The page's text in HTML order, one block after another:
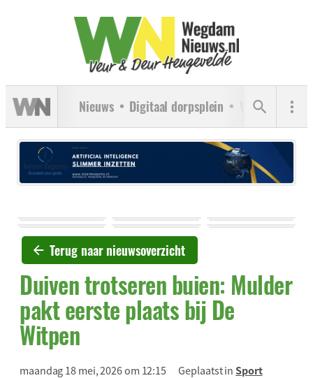
Nieuws Digitaal dorpsplein Verenigingen
Terug naar nieuwsoverzicht
Duiven trotseren buien: Mulder
pakt eerste plaats bij De
Witpen
maandag 18 mei, 2026 om 12:15 Geplaatst inSport